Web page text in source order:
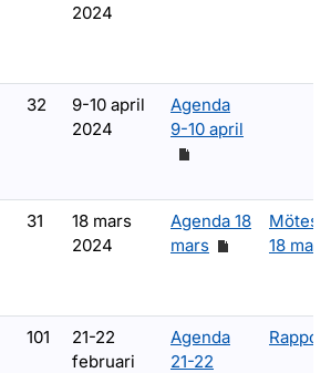
2024
32
9-10 april
2024
Agenda
9-10 april
31
18 mars
2024
Agenda 18
mars
18 mars
101
21-22
februari
Agenda
21-22